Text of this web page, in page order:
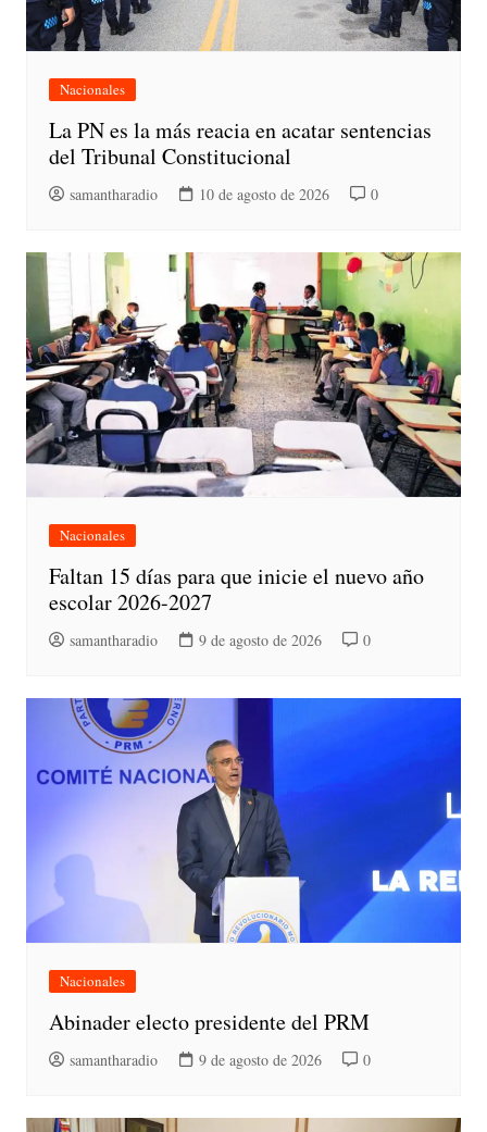
Nacionales
La PN es la más reacia en acatar sentencias
del Tribunal Constitucional
samantharadio 10 de agosto de 2026 0
Nacionales
Faltan 15 días para que inicie el nuevo año
escolar 2026-2027
samantharadio 9 de agosto de 2026 0
Nacionales
Abinader electo presidente del PRM
samantharadio 9 de agosto de 2026 0